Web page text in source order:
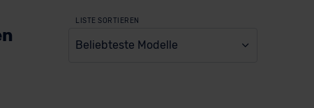
LISTE SORTIEREN
Beliebteste Modelle